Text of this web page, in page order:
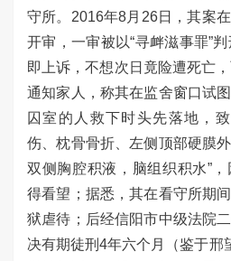
守所。 2016年8月 26日，其案
开审，一审被以“寻衅滋事罪”
即上诉，不想次日竟险遭死亡
通知家人，称其在监舍窗口试
囚室的人救下时头先落地，
伤、枕骨骨折、左侧顶部硬膜
双侧胸腔积液，脑组织积水”
得看望；据悉，其在看守所期
狱虐待；后经信阳市中级法院
决有期徒刑4年六个月（鉴于邢